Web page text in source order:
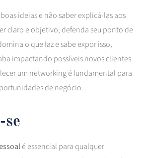
ideias e não saber explicá-las aos
claro e objetivo, defenda seu ponto de
o que faz e sabe expor isso,
impactando possíveis novos clientes
um networking é fundamental para
de negócio.
se
é essencial para qualquer